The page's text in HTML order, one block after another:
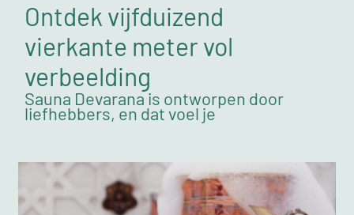
Ontdek vijfduizend
vierkante meter vol
verbeelding
Sauna Devarana is ontworpen door
liefhebbers, en dat voel je